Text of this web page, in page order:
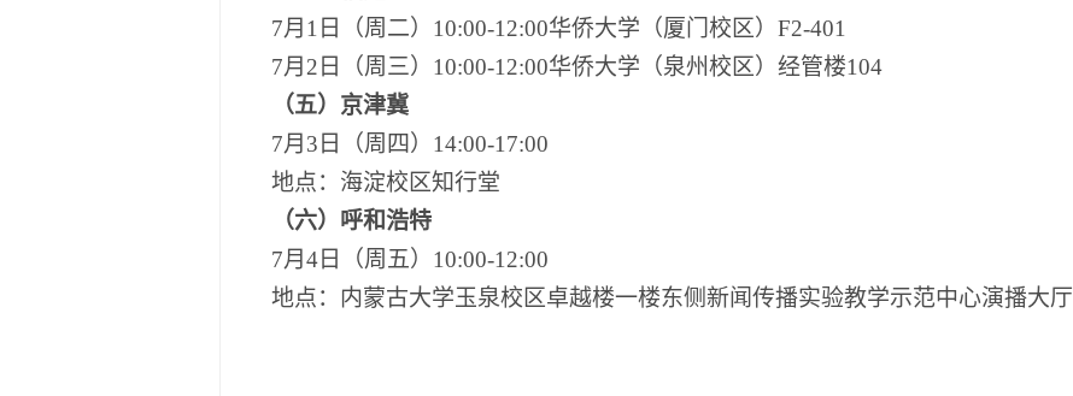
7月1日（周二）10:00-12:00华侨大学（厦门校区）F2-401
7月2日（周三）10:00-12:00华侨大学（泉州校区）经管楼104
（五）京津冀
7月3日（周四）14:00-17:00
地点：海淀校区知行堂
（六）呼和浩特
7月4日（周五）10:00-12:00
地点： 内蒙古大学玉泉校区卓越楼一楼东侧新闻传播实验教学示范中心演播大厅